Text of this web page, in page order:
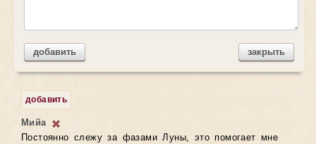
добавить закрыть
добавить
Мийа
Постоянно слежу за фазами Луны, это помогает мне